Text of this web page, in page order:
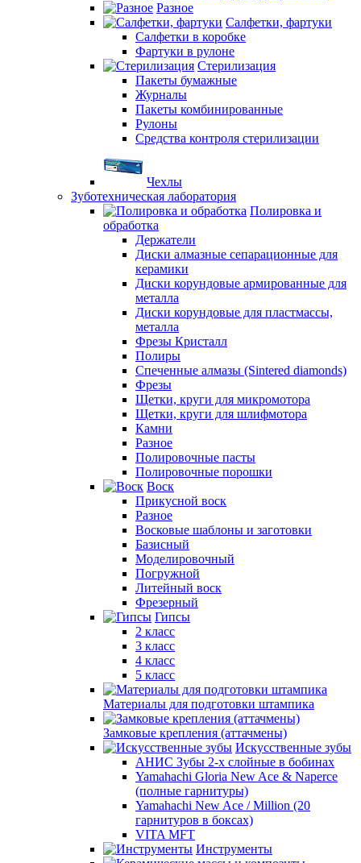
Разное
Салфетки, фартуки
Салфетки в коробке
Фартуки в рулоне
Стерилизация
Пакеты бумажные
Журналы
Пакеты комбинированные
Рулоны
Средства контроля стерилизации
Чехлы
Зуботехническая лаборатория
Полировка и
обработка
Держатели
Диски алмазные сепарационные для
керамики
Диски корундовые армированные для
металла
Диски корундовые для пластмассы,
металла
Фрезы Кристалл
Полиры
Спеченные алмазы (Sintered diamonds)
Фрезы
Щетки, круги для микромотора
Щетки, круги для шлифмотора
Камни
Разное
Полировочные пасты
Полировочные порошки
Воск
Прикусной воск
Разное
Восковые шаблоны и заготовки
Базисный
Моделировочный
Погружной
Литейный воск
Фрезерный
Гипсы
2 класс
3 класс
4 класс
5 класс
Материалы для подготовки штампика
Замковые крепления (аттачмены)
Искусственные зубы
АНИС Зубы 2-х слойные в бобинах
Yamahachi Gloria New Ace & Naperce
(полные гарнитуры)
Yamahachi New Ace / Million (20
гарнитуров в боксах)
VITA MFT
Инструменты